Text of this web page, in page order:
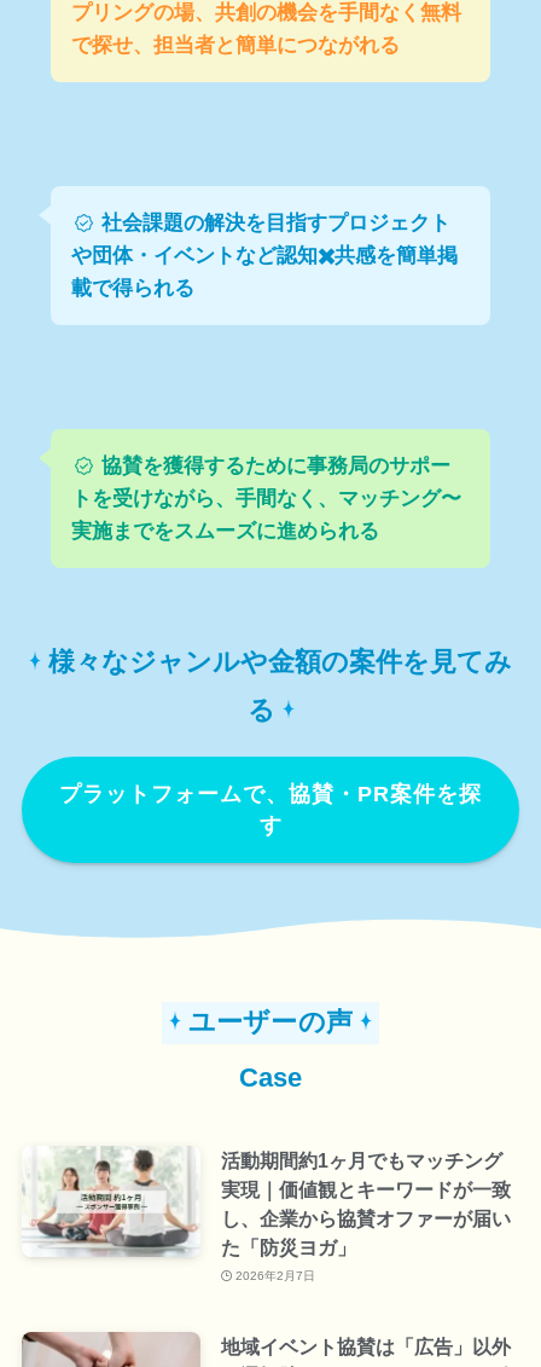
プリングの場、共創の機会を手間なく無料
で探せ、担当者と簡単につながれる
社会課題の解決を⽬指すプロジェクト
や団体・イベントなど認知✖️共感を簡単掲
載で得られる
協賛を獲得するために事務局のサポー
トを受けながら、手間なく、マッチング〜
実施までをスムーズに進められる
様々なジャンルや金額の案件を見てみ
る
プラットフォームで、協賛・PR案件を探
す
ユーザーの声
Case
活動期間約1ヶ月でもマッチング
実現｜価値観とキーワードが一致
し、企業から協賛オファーが届い
た「防災ヨガ」
2026年2月7日
地域イベント協賛は「広告」以外